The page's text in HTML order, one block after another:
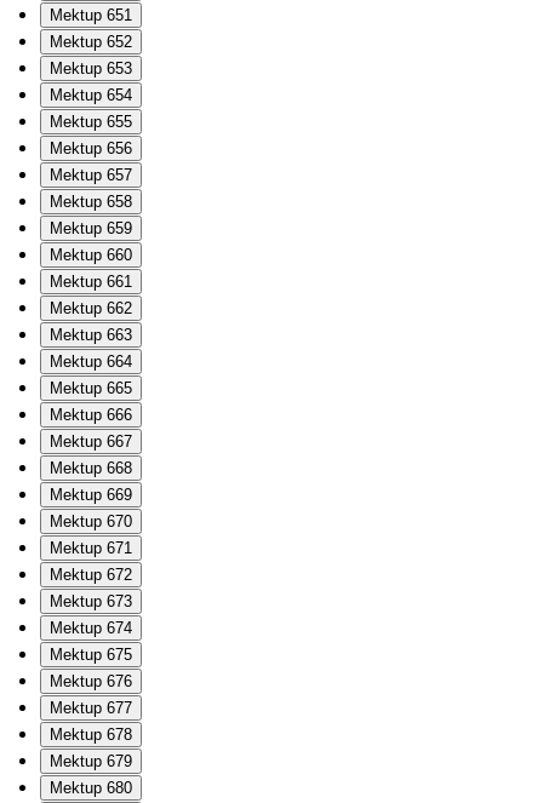
Mektup 651
Mektup 652
Mektup 653
Mektup 654
Mektup 655
Mektup 656
Mektup 657
Mektup 658
Mektup 659
Mektup 660
Mektup 661
Mektup 662
Mektup 663
Mektup 664
Mektup 665
Mektup 666
Mektup 667
Mektup 668
Mektup 669
Mektup 670
Mektup 671
Mektup 672
Mektup 673
Mektup 674
Mektup 675
Mektup 676
Mektup 677
Mektup 678
Mektup 679
Mektup 680